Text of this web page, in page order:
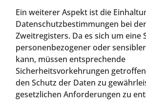
Ein weiterer Aspekt ist die
Datenschutzbestimmungen bei
Zweitregisters. Da es sich um eine
personenbezogener oder
kann, müssen entsprechende
Sicherheitsvorkehrungen
den Schutz der Daten zu
gesetzlichen Anforderungen zu